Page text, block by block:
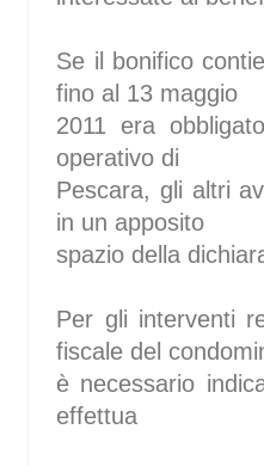
Se il bonifico
fino al 13 maggio
2011 era
operativo di
Pescara, gli altri
in un apposito
spazio della
Per gli interventi
fiscale del
è necessario
effettua